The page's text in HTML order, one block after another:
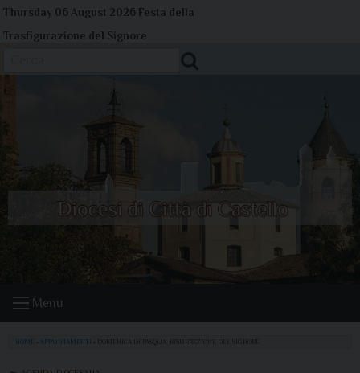
Skip
to
Thursday 06 August 2026 Festa della
Trasfigurazione del Signore
Menu
HOME APPUNTAMENTI